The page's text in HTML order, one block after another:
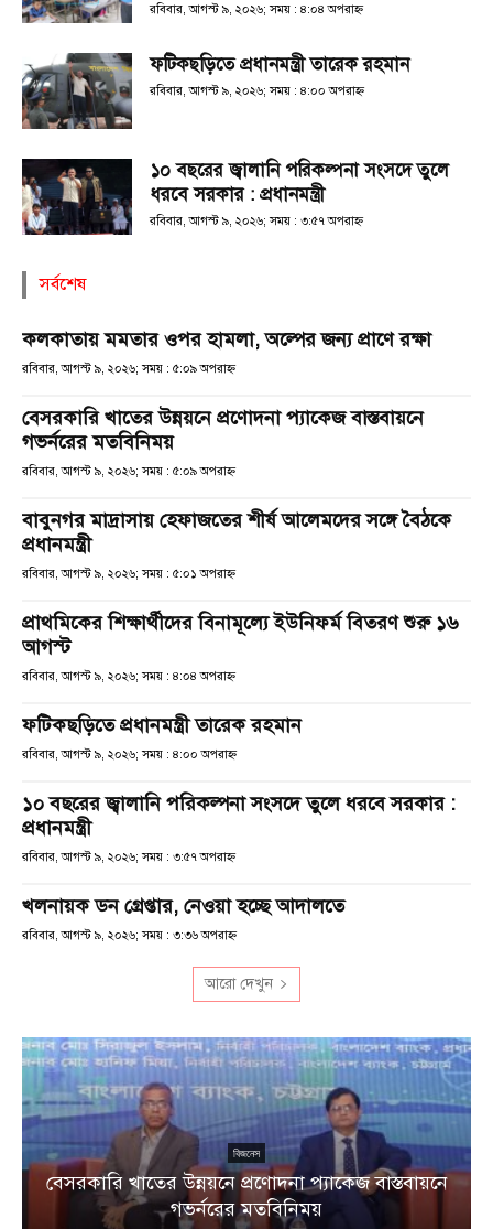
রবিবার, আগস্ট ৯, ২০২৬; সময় : ৪:০৪ অপরাহ্ণ
ফটিকছড়িতে প্রধানমন্ত্রী তারেক রহমান
রবিবার, আগস্ট ৯, ২০২৬; সময় : ৪:০০ অপরাহ্ণ
১০ বছরের জ্বালানি পরিকল্পনা সংসদে তুলে
ধরবে সরকার : প্রধানমন্ত্রী
রবিবার, আগস্ট ৯, ২০২৬; সময় : ৩:৫৭ অপরাহ্ণ
সর্বশেষ
কলকাতায় মমতার ওপর হামলা, অল্পের জন্য প্রাণে রক্ষা
রবিবার, আগস্ট ৯, ২০২৬; সময় : ৫:০৯ অপরাহ্ণ
বেসরকারি খাতের উন্নয়নে প্রণোদনা প্যাকেজ বাস্তবায়নে
গভর্নরের মতবিনিময়
রবিবার, আগস্ট ৯, ২০২৬; সময় : ৫:০৯ অপরাহ্ণ
বাবুনগর মাদ্রাসায় হেফাজতের শীর্ষ আলেমদের সঙ্গে বৈঠকে
প্রধানমন্ত্রী
রবিবার, আগস্ট ৯, ২০২৬; সময় : ৫:০১ অপরাহ্ণ
প্রাথমিকের শিক্ষার্থীদের বিনামূল্যে ইউনিফর্ম বিতরণ শুরু ১৬
আগস্ট
রবিবার, আগস্ট ৯, ২০২৬; সময় : ৪:০৪ অপরাহ্ণ
ফটিকছড়িতে প্রধানমন্ত্রী তারেক রহমান
রবিবার, আগস্ট ৯, ২০২৬; সময় : ৪:০০ অপরাহ্ণ
১০ বছরের জ্বালানি পরিকল্পনা সংসদে তুলে ধরবে সরকার :
প্রধানমন্ত্রী
রবিবার, আগস্ট ৯, ২০২৬; সময় : ৩:৫৭ অপরাহ্ণ
খলনায়ক ডন গ্রেপ্তার, নেওয়া হচ্ছে আদালতে
রবিবার, আগস্ট ৯, ২০২৬; সময় : ৩:৩৬ অপরাহ্ণ
আরো দেখুন
বিজনেস
বেসরকারি খাতের উন্নয়নে প্রণোদনা প্যাকেজ বাস্তবায়নে
গভর্নরের মতবিনিময়